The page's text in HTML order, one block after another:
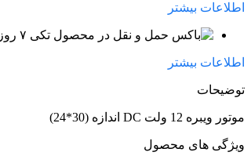
اطلاعات بیشتر
۷ روز بازگشت وجه
اطلاعات بیشتر
توضیحات
موتور ویبره 12 ولت DC اندازه (30*24)
ویژگی های محصول